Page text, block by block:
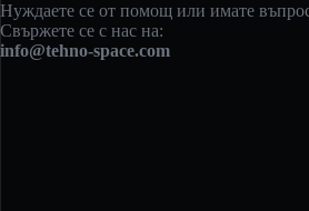
Нуждаете се от помощ или имате
Свържете се с нас на:
info@tehno-space.com